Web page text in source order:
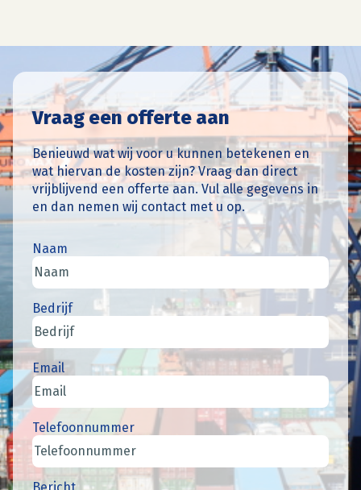
Vraag een offerte aan
Benieuwd wat wij voor u kunnen betekenen en
wat hiervan de kosten zijn? Vraag dan direct
vrijblijvend een offerte aan. Vul alle gegevens in
en dan nemen wij contact met u op.
Naam
Bedrijf
Email
Telefoonnummer